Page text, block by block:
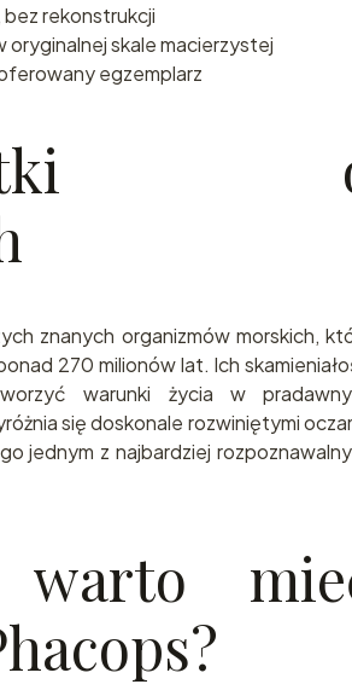
rekonstrukcji
oryginalnej skale macierzystej
egzemplarz
znanych organizmów morskich,
270 milionów lat. Ich
warunki życia w
się doskonale rozwiniętymi
jednym z najbardziej
warto